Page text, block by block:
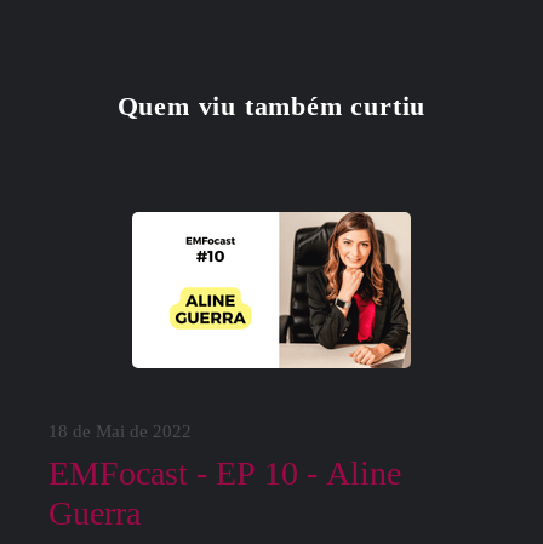
Quem viu também curtiu
18 de Mai de 2022
EMFocast - EP 10 - Aline
Guerra